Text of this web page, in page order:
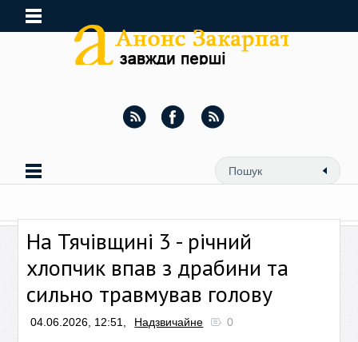
На Тячівщині 3 - річний
хлопчик впав з драбини та
сильно травмував голову
04.06.2026, 12:51, Надзвичайне 0